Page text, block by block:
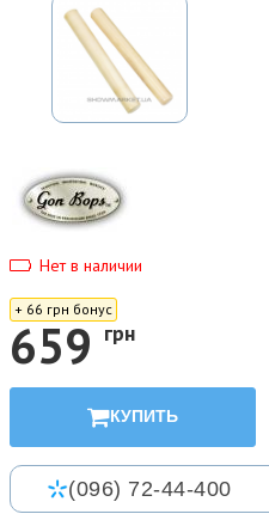
Нет в наличии
+ 66 грн бонус
659 грн
КУПИТЬ
(096) 72-44-400